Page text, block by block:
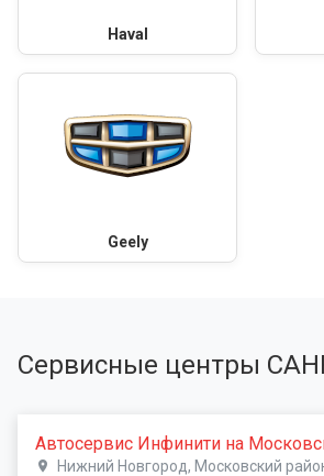
Haval
Geely
Сервисные центры
Автосервис Инфинити на
Нижний Новгород, Московский